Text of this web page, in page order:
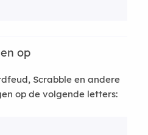
op
Scrabble en andere
op de volgende letters: